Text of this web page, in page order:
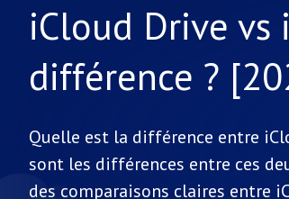
iCloud Drive
différence ?
Quelle est la différence entre
sont les différences entre ces
des comparaisons claires entre